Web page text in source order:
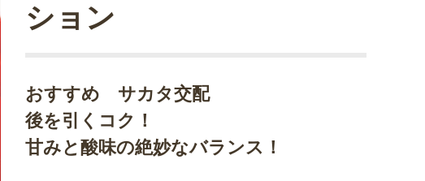
おすすめ サカタ交配
後を引くコク！
甘みと酸味の絶妙なバランス！
ション